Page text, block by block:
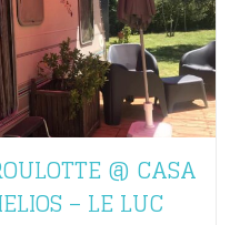
@ CASA
– LE LUC